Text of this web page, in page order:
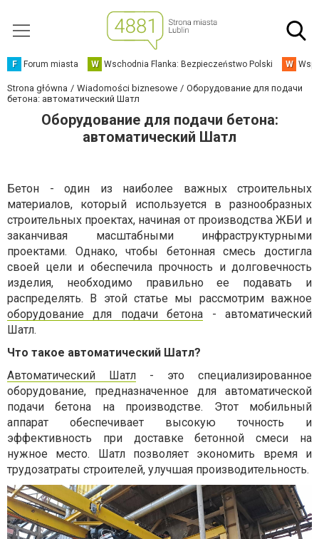
F Forum miasta W Wschodnia Flanka: Bezpieczeństwo Polski W
Strona główna Wiadomości biznesowe
Оборудование для подачи
бетона: автоматический Шатл
Оборудование для подачи бетона:
автоматический Шатл
Бетон - один из наиболее важных строительных
материалов, который используется в разнообразных
строительных проектах, начиная от производства ЖБИ и
заканчивая масштабными инфраструктурными
проектами. Однако, чтобы бетонная смесь достигла
своей цели и обеспечила прочность и долговечность
изделия, необходимо правильно ее подавать и
распределять. В этой статье мы рассмотрим важное
оборудование для подачи бетона - автоматический
Шатл.
Что такое автоматический Шатл?
Автоматический Шатл - это специализированное
оборудование, предназначенное для автоматической
подачи бетона на производстве. Этот мобильный
аппарат обеспечивает высокую точность и
эффективность при доставке бетонной смеси на
нужное место. Шатл позволяет экономить время и
трудозатраты строителей, улучшая производительность.